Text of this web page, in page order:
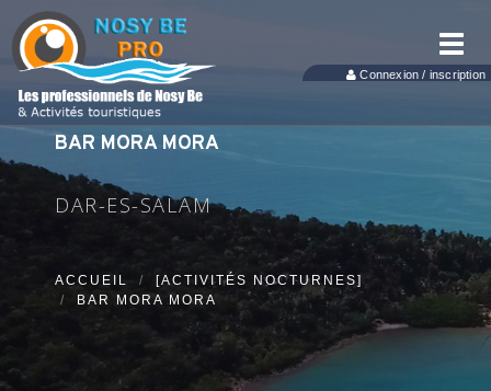
Connexion / inscription
BAR MORA MORA
DAR-ES-SALAM
ACCUEIL
[ACTIVITÉS NOCTURNES]
BAR MORA MORA